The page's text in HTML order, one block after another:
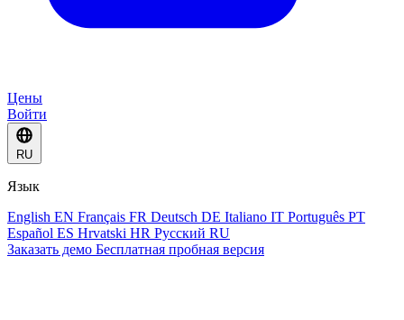
Цены
Войти
RU
Язык
English EN Français FR Deutsch DE Italiano IT Português PT
Español ES Hrvatski HR Русский RU
Заказать демо Бесплатная пробная версия